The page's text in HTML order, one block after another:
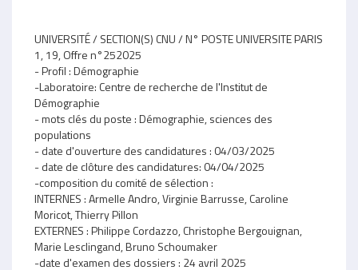
UNIVERSITÉ / SECTION(S) CNU / N° POSTE UNIVERSITE PARIS
1, 19, Offre n°252025
- Profil : Démographie
-Laboratoire: Centre de recherche de l'Institut de
Démographie
- mots clés du poste : Démographie, sciences des
populations
- date d'ouverture des candidatures : 04/03/2025
- date de clôture des candidatures: 04/04/2025
-composition du comité de sélection :
INTERNES : Armelle Andro, Virginie Barrusse, Caroline
Moricot, Thierry Pillon
EXTERNES : Philippe Cordazzo, Christophe Bergouignan,
Marie Lesclingand, Bruno Schoumaker
-date d'examen des dossiers : 24 avril 2025